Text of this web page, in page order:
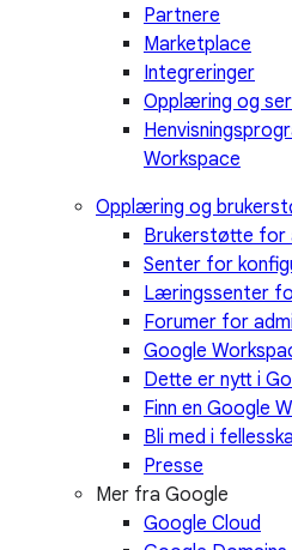
Partnere
Marketplace
Integreringer
Opplæring og
Workspace
Opplæring og
Brukerstøtte for
Senter for
Læringssenter
Forumer for
Google
Dette er nytt i
Finn en Google
Bli med i
Presse
Mer fra Google
Google Cloud